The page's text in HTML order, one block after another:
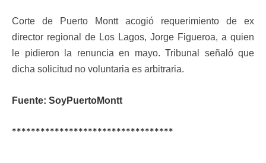
Corte de Puerto Montt acogió requerimiento de ex
director regional de Los Lagos, Jorge Figueroa, a quien
le pidieron la renuncia en mayo. Tribunal señaló que
dicha solicitud no voluntaria es arbitraria.
Fuente: SoyPuertoMontt
**********************************